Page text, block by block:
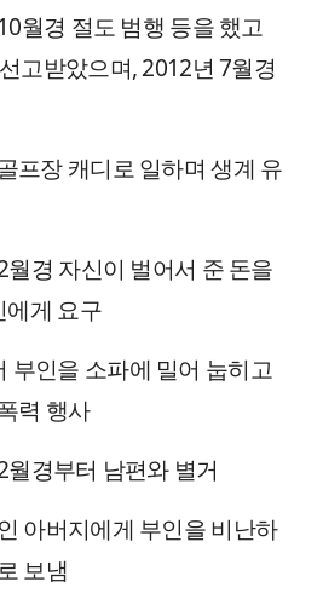
월경 절도 범행 등을 했고
고받았으며, 2012년 7월경
프장 캐디로 일하며 생계 유
경 자신이 벌어서 준 돈을
에게 요구
부인을 소파에 밀어 눕히고
력 행사
경부터 남편와 별거
아버지에게 부인을 비난하
보냄